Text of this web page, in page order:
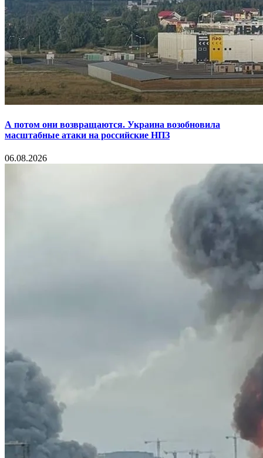
А потом они возвращаются. Украина возобновила
масштабные атаки на российские НПЗ
06.08.2026